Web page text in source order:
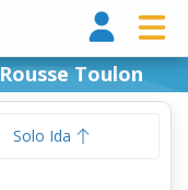
Toulon
Solo Ida